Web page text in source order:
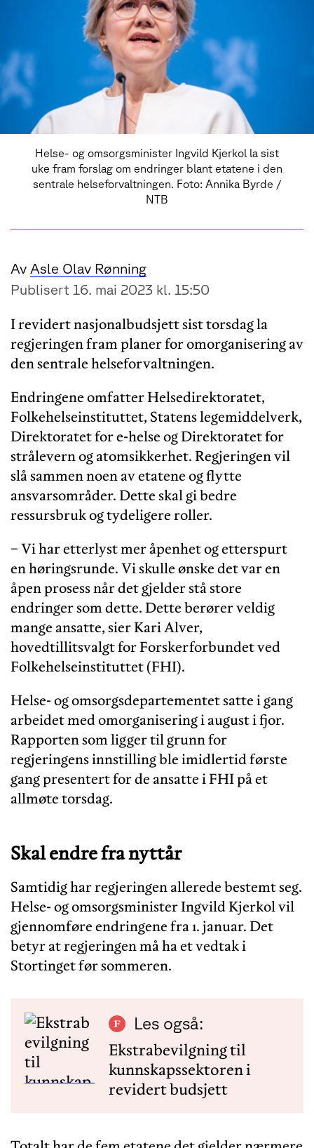
Helse- og omsorgsminister Ingvild Kjerkol la sist
uke fram forslag om endringer blant etatene i den
sentrale helseforvaltningen. Foto: Annika Byrde /
NTB
Av Asle Olav Rønning
Publisert 16. mai 2023 kl. 15:50
I revidert nasjonalbudsjett sist torsdag la
regjeringen fram planer for omorganisering av
den sentrale helseforvaltningen.
Endringene omfatter Helsedirektoratet,
Folkehelseinstituttet, Statens legemiddelverk,
Direktoratet for e-helse og Direktoratet for
strålevern og atomsikkerhet. Regjeringen vil
slå sammen noen av etatene og flytte
ansvarsområder. Dette skal gi bedre
ressursbruk og tydeligere roller.
− Vi har etterlyst mer åpenhet og etterspurt
en høringsrunde. Vi skulle ønske det var en
åpen prosess når det gjelder stå store
endringer som dette. Dette berører veldig
mange ansatte, sier Kari Alver,
hovedtillitsvalgt for Forskerforbundet ved
Folkehelseinstituttet (FHI).
Helse- og omsorgsdepartementet satte i gang
arbeidet med omorganisering i august i fjor.
Rapporten som ligger til grunn for
regjeringens innstilling ble imidlertid første
gang presentert for de ansatte i FHI på et
allmøte torsdag.
Skal endre fra nyttår
Samtidig har regjeringen allerede bestemt seg.
Helse- og omsorgsminister Ingvild Kjerkol vil
gjennomføre endringene fra 1. januar. Det
betyr at regjeringen må ha et vedtak i
Stortinget før sommeren.
Les også:
Ekstrabevilgning til
kunnskapssektoren i
revidert budsjett